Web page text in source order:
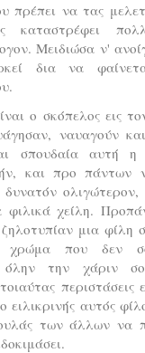
πρέπει να τας
καταστρέφει
Mειδιώσα ν'
δια να
ο σκόπελος εις
ναυαγούν
σπουδαία αυτή η
και προ πάντων
δυνατόν
φιλικά χείλη.
μια φίλη
χρώμα που δεν
όλην την χάριν
περιστάσεις
ειλικρινής αυτός
των άλλων να